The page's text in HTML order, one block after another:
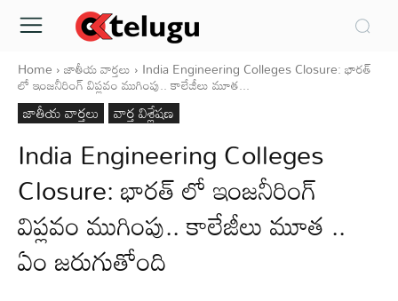
Home జాతీయ వార్తలు India Engineering Colleges Closure: భారత్
లో ఇంజనీరింగ్ విప్లవం ముగింపు.. కాలేజీలు మూత...
జాతీయ వార్తలు వార్త విశ్లేషణ
India Engineering Colleges
Closure: భారత్ లో ఇంజనీరింగ్
విప్లవం ముగింపు.. కాలేజీలు మూత ..
ఏం జరుగుతోంది